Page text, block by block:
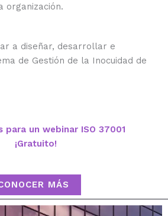
organización.
a diseñar, desarrollar e
de Gestión de la Inocuidad de
para un webinar ISO 37001
¡Gratuito!
MÁS